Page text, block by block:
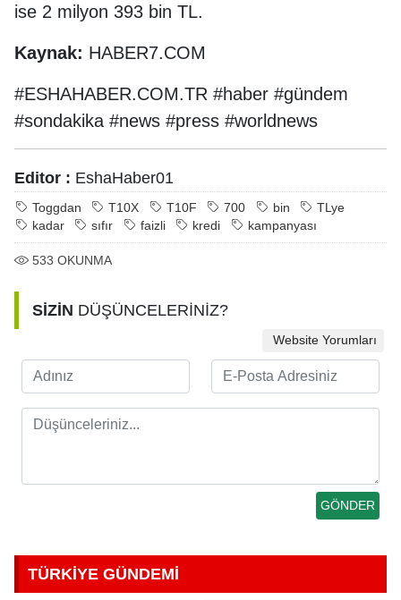
ise 2 milyon 393 bin TL.
Kaynak: HABER7.COM
#ESHAHABER.COM.TR #haber #gündem
#sondakika #news #press #worldnews
Editor : EshaHaber01
Toggdan T10X T10F 700 bin
TLye
kadar
sıfır faizli kredi kampanyası
533 OKUNMA
SİZİN DÜŞÜNCELERİNİZ?
Website Yorumları
TÜRKİYE GÜNDEMİ